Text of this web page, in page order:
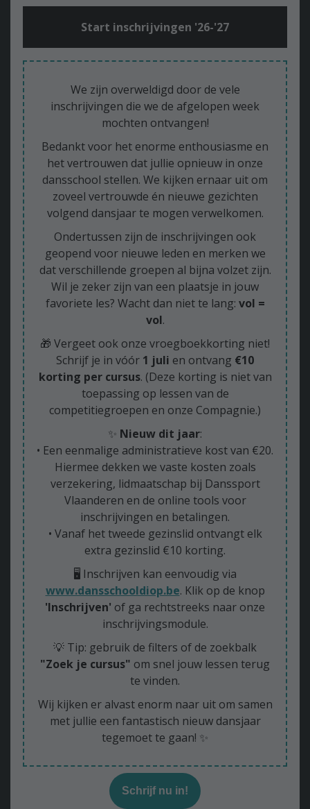
Start inschrijvingen '26-'27
We zijn overweldigd door de vele
inschrijvingen die we de afgelopen week
mochten ontvangen!
Bedankt voor het enorme enthousiasme en
het vertrouwen dat jullie opnieuw in onze
dansschool stellen. We kijken ernaar uit om
zoveel vertrouwde én nieuwe gezichten
volgend dansjaar te mogen verwelkomen.
Ondertussen zijn de inschrijvingen ook
geopend voor nieuwe leden en merken we
dat verschillende groepen al bijna volzet zijn.
Wil je zeker zijn van een plaatsje in jouw
favoriete les? Wacht dan niet te lang: vol =
vol.
🎁 Vergeet ook onze vroegboekkorting niet!
Schrijf je in vóór 1 juli en ontvang €10
korting per cursus. (Deze korting is niet van
toepassing op lessen van de
competitiegroepen en onze Compagnie.)
✨ Nieuw dit jaar:
• Een eenmalige administratieve kost van €20.
Hiermee dekken we vaste kosten zoals
verzekering, lidmaatschap bij Danssport
Vlaanderen en de online tools voor
inschrijvingen en betalingen.
• Vanaf het tweede gezinslid ontvangt elk
extra gezinslid €10 korting.
🖥️ Inschrijven kan eenvoudig via
www.dansschooldiop.be. Klik op de knop
'Inschrijven' of ga rechtstreeks naar onze
inschrijvingsmodule.
💡 Tip: gebruik de filters of de zoekbalk
"Zoek je cursus" om snel jouw lessen terug
te vinden.
Wij kijken er alvast enorm naar uit om samen
met jullie een fantastisch nieuw dansjaar
tegemoet te gaan! ✨
Schrijf nu in!